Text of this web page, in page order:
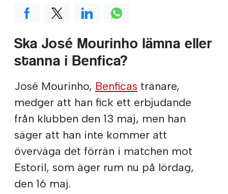
Ska José Mourinho lämna eller
stanna i Benfica?
José Mourinho, Benficas tränare,
medger att han fick ett erbjudande
från klubben den 13 maj, men han
säger att han inte kommer att
överväga det förrän i matchen mot
Estoril, som äger rum nu på lördag,
den 16 maj.